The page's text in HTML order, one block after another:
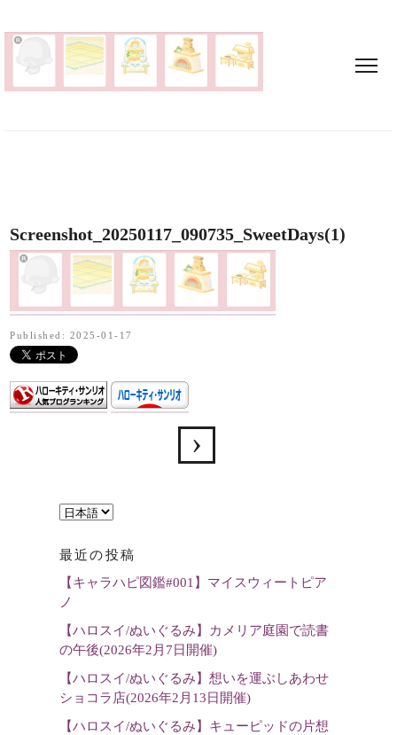
Screenshot_20250117_090735_SweetDays(1)
Published: 2025-01-17
言
を
選
最近の投稿
【キャラハピ図鑑#001】マイスウィートピア
ノ
【ハロスイ/ぬいぐるみ】カメリア庭園で読書
の午後(2026年2月7日開催)
【ハロスイ/ぬいぐるみ】想いを運ぶしあわせ
ショコラ店(2026年2月13日開催)
【ハロスイ/ぬいぐるみ】キューピッドの片想